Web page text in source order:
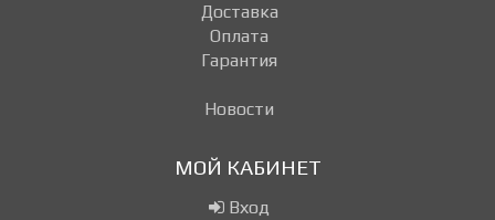
Доставка
Оплата
Гарантия
Новости
МОЙ КАБИНЕТ
Вход